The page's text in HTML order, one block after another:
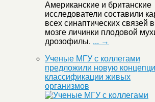
Американские и британские
исследователи составили
всех синаптических связей в
мозге личинки плодовой
дрозофилы. ... →
Ученые МГУ с коллегами
предложили новую
классификации живых
организмов